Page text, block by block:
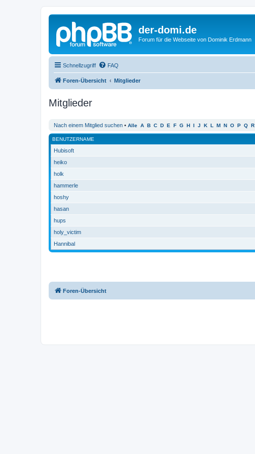
der-domi.de
Forum für die Webseite von Dominik Erdmann
Schnellzugriff FAQ
Foren-Übersicht Mitglieder
Mitglieder
Nach einem Mitglied suchen • Alle A B C D E F G H I J K L M N O P Q R
BENUTZERNAME
Hubisoft
heiko
holk
hammerle
hoshy
hasan
hups
holy_victim
Hannibal
Foren-Übersicht